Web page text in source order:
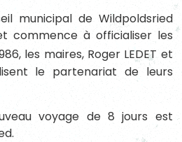
municipal de Wildpoldsried
commence à officialiser les
les maires, Roger LEDET et
le partenariat de leurs
voyage de 8 jours est